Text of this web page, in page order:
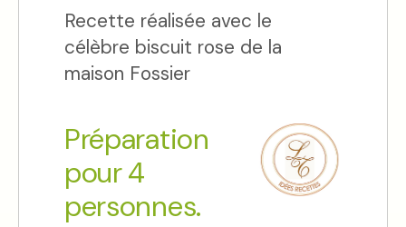
Recette réalisée avec le
célèbre biscuit rose de la
maison Fossier
Préparation
pour 4
personnes.